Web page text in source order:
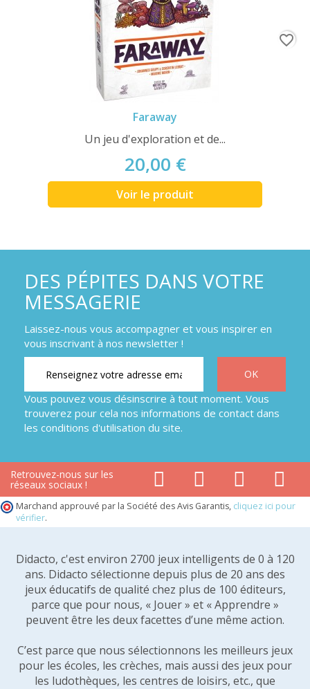
Faraway
Un jeu d'exploration et de...
20,00 €
Voir le produit
favorite_border
DES PÉPITES DANS VOTRE
MESSAGERIE
Laissez-nous vous accompagner et vous inspirer en
vous inscrivant à nos newsletter !
Vous pouvez vous désinscrire à tout moment. Vous
trouverez pour cela nos informations de contact dans
les conditions d'utilisation du site.
Retrouvez-nous sur les
réseaux sociaux !
Marchand approuvé par la Société des Avis Garantis, cliquez ici pour
vérifier.
Didacto, c'est environ 2700 jeux intelligents de 0 à 120
ans. Didacto sélectionne depuis plus de 20 ans des
jeux éducatifs de qualité chez plus de 100 éditeurs,
parce que pour nous, « Jouer » et « Apprendre »
peuvent être les deux facettes d’une même action.
C’est parce que nous sélectionnons les meilleurs jeux
pour les écoles, les crèches, mais aussi des jeux pour
les ludothèques, les centres de loisirs, etc., que